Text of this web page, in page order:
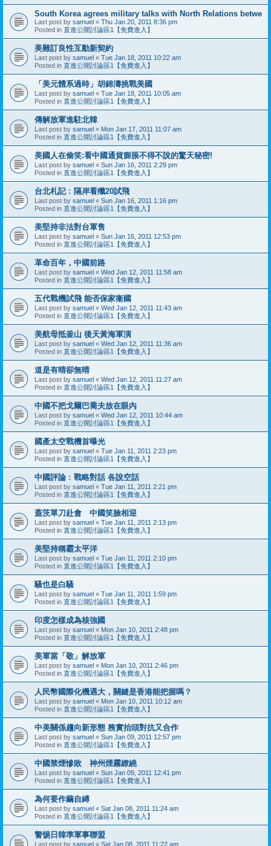
South Korea agrees military talks with North Relations betwe
Last post by samuel « Thu Jan 20, 2011 8:36 pm
Posted in 直進公開討論區1【免費進入】
美難訂良性互動新契約
Last post by samuel « Tue Jan 18, 2011 10:22 am
Posted in 直進公開討論區1【免費進入】
「美元體系過時」胡錦濤挑戰美國
Last post by samuel « Tue Jan 18, 2011 10:05 am
Posted in 直進公開討論區1【免費進入】
傳解放軍進駐北韓
Last post by samuel « Mon Jan 17, 2011 11:07 am
Posted in 直進公開討論區1【免費進入】
美國人在偷笑:看中國通貨膨脹不得不說的驚天秘密!
Last post by samuel « Sun Jan 16, 2011 2:29 pm
Posted in 直進公開討論區1【免費進入】
台北札記﹕隔岸看殲20試飛
Last post by samuel « Sun Jan 16, 2011 1:16 pm
Posted in 直進公開討論區1【免費進入】
美堅持非法對台軍售
Last post by samuel « Sun Jan 16, 2011 12:53 pm
Posted in 直進公開討論區1【免費進入】
革命百年，中國前路
Last post by samuel « Wed Jan 12, 2011 11:58 am
Posted in 直進公開討論區1【免費進入】
五代戰機試飛 能否保家衞國
Last post by samuel « Wed Jan 12, 2011 11:43 am
Posted in 直進公開討論區1【免費進入】
美航母抵釜山 後天黃海軍演
Last post by samuel « Wed Jan 12, 2011 11:36 am
Posted in 直進公開討論區1【免費進入】
道是有晴卻無晴
Last post by samuel « Wed Jan 12, 2011 11:27 am
Posted in 直進公開討論區1【免費進入】
中國不把戈爾巴喬夫放在眼內
Last post by samuel « Wed Jan 12, 2011 10:44 am
Posted in 直進公開討論區1【免費進入】
國產太空戰機首曝光
Last post by samuel « Tue Jan 11, 2011 2:23 pm
Posted in 直進公開討論區1【免費進入】
中國評論﹕戰略對話 各說空話
Last post by samuel « Tue Jan 11, 2011 2:21 pm
Posted in 直進公開討論區1【免費進入】
蓋茨單刀赴會 中國笑臉相迎
Last post by samuel « Tue Jan 11, 2011 2:13 pm
Posted in 直進公開討論區1【免費進入】
美堅持稱霸太平洋
Last post by samuel « Tue Jan 11, 2011 2:10 pm
Posted in 直進公開討論區1【免費進入】
騷也是白騷
Last post by samuel « Tue Jan 11, 2011 1:59 pm
Posted in 直進公開討論區1【免費進入】
印度怎樣成為核強國
Last post by samuel « Mon Jan 10, 2011 2:48 pm
Posted in 直進公開討論區1【免費進入】
美軍當「敬」解放軍
Last post by samuel « Mon Jan 10, 2011 2:46 pm
Posted in 直進公開討論區1【免費進入】
人民幣國際化機遇大，關鍵是香港能把握嗎？
Last post by samuel « Mon Jan 10, 2011 10:12 am
Posted in 直進公開討論區1【免費進入】
中美關係趨向新形態 務實抬頭對抗又合作
Last post by samuel « Sun Jan 09, 2011 12:57 pm
Posted in 直進公開討論區1【免費進入】
中國禁煙慘敗 神州煙霧繚繞
Last post by samuel « Sun Jan 09, 2011 12:41 pm
Posted in 直進公開討論區1【免費進入】
為何要作繭自縛
Last post by samuel « Sat Jan 08, 2011 11:24 am
Posted in 直進公開討論區1【免費進入】
警惕日韓準軍事聯盟
Last post by samuel « Sat Jan 08, 2011 11:22 am